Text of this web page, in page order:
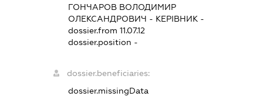
ГОНЧАРОВ ВОЛОДИМИР
ОЛЕКСАНДРОВИЧ - КЕРІВНИК -
dossier.from 11.07.12
dossier.position -
dossier.beneficiaries:
dossier.missingData